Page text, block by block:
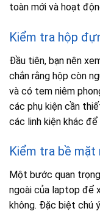
toàn mới và hoạt
Kiểm tra hộp
Đầu tiên, bạn nên
chắn rằng hộp còn
và có tem niêm
các phụ kiện cần
các linh kiện khác
Kiểm tra bề mặt
Một bước quan
ngoài của laptop để
không. Đặc biệt chú